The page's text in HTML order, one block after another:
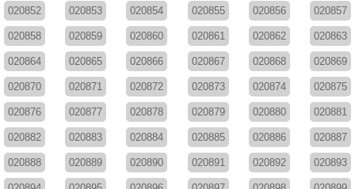
020852 020853 020854 020855 020856 020857
020858 020859 020860 020861 020862 020863
020864 020865 020866 020867 020868 020869
020870 020871 020872 020873 020874 020875
020876 020877 020878 020879 020880 020881
020882 020883 020884 020885 020886 020887
020888 020889 020890 020891 020892 020893